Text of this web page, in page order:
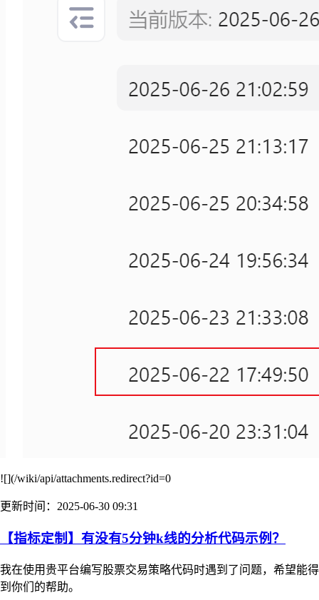
![](/wiki/api/attachments.redirect?id=0
更新时间：2025-06-30 09:31
【指标定制】有没有5分钟k线的分析代码示例？
我在使用贵平台编写股票交易策略代码时遇到了问题，希望能得
到你们的帮助。